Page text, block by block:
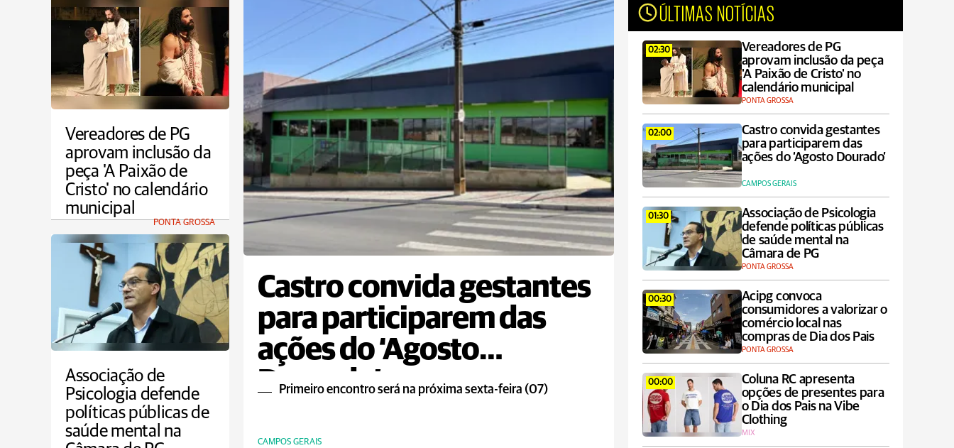
Vereadores de PG
aprovam inclusão da
peça 'A Paixão de
Cristo' no calendário
municipal
PONTA GROSSA
Castro convida gestantes
para participarem das
ações do ‘Agosto
Dourado’
Primeiro encontro será na próxima sexta-feira (07)
CAMPOS GERAIS
ÚLTIMAS NOTÍCIAS
02:30
Vereadores de PG
aprovam inclusão da peça
'A Paixão de Cristo' no
calendário municipal
PONTA GROSSA
02:00
Castro convida gestantes
para participarem das
ações do ‘Agosto Dourado’
CAMPOS GERAIS
01:30
Associação de Psicologia
defende políticas públicas
de saúde mental na
Câmara de PG
PONTA GROSSA
00:30
Acipg convoca
consumidores a valorizar o
comércio local nas
compras de Dia dos Pais
PONTA GROSSA
00:00
Coluna RC apresenta
opções de presentes para
o Dia dos Pais na Vibe
Clothing
MIX
Associação de
Psicologia defende
políticas públicas de
saúde mental na